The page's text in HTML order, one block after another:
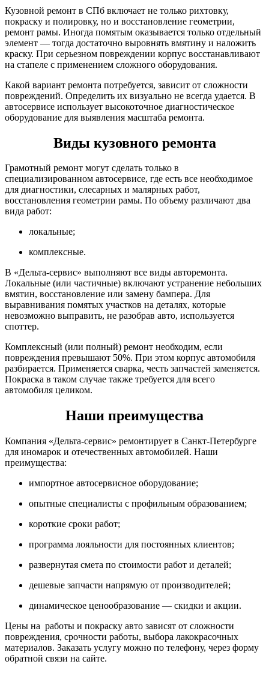
Кузовной ремонт в СПб включает не только рихтовку,
покраску и полировку, но и восстановление геометрии,
ремонт рамы. Иногда помятым оказывается только отдельный
элемент — тогда достаточно выровнять вмятину и наложить
краску. При серьезном повреждении корпус восстанавливают
на стапеле с применением сложного оборудования.
Какой вариант ремонта потребуется, зависит от сложности
повреждений. Определить их визуально не всегда удается. В
автосервисе использует высокоточное диагностическое
оборудование для выявления масштаба ремонта.
Виды кузовного ремонта
Грамотный ремонт могут сделать только в
специализированном автосервисе, где есть все необходимое
для диагностики, слесарных и малярных работ,
восстановления геометрии рамы. По объему различают два
вида работ:
локальные;
комплексные.
В «Дельта-сервис» выполняют все виды авторемонта.
Локальные (или частичные) включают устранение небольших
вмятин, восстановление или замену бампера. Для
выравнивания помятых участков на деталях, которые
невозможно выправить, не разобрав авто, используется
споттер.
Комплексный (или полный) ремонт необходим, если
повреждения превышают 50%. При этом корпус автомобиля
разбирается. Применяется сварка, честь запчастей заменяется.
Покраска в таком случае также требуется для всего
автомобиля целиком.
Наши преимущества
Компания «Дельта-сервис» ремонтирует в Санкт-Петербурге
для иномарок и отечественных автомобилей. Наши
преимущества:
импортное автосервисное оборудование;
опытные специалисты с профильным образованием;
короткие сроки работ;
программа лояльности для постоянных клиентов;
развернутая смета по стоимости работ и деталей;
дешевые запчасти напрямую от производителей;
динамическое ценообразование — скидки и акции.
Цены на работы и покраску авто зависят от сложности
повреждения, срочности работы, выбора лакокрасочных
материалов. Заказать услугу можно по телефону, через форму
обратной связи на сайте.